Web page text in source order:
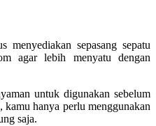
menyediakan sepasang sepatu
agar lebih menyatu dengan
untuk digunakan sebelum
kamu hanya perlu menggunakan
saja.